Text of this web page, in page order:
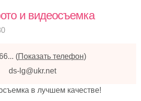
и видеосъемка
(Показать телефон)
ds-lg@ukr.net
в лучшем качестве!